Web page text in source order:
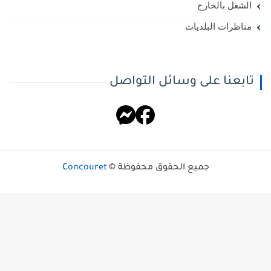
الشغل بالخارج
مناظرات البلديات
تابعنا على وسائل التواصل
جميع الحقوق محفوظة © Concouret